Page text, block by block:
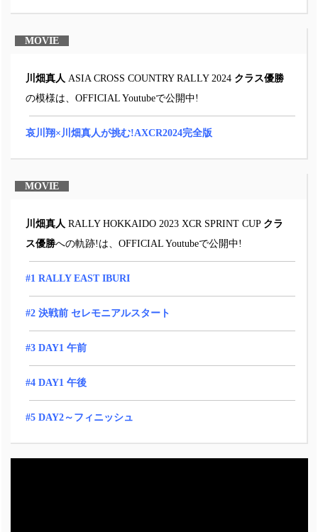
MOVIE
川畑真人 ASIA CROSS COUNTRY RALLY 2024 クラス優勝
の模様は、OFFICIAL Youtubeで公開中!
哀川翔×川畑真人が挑む!AXCR2024完全版
MOVIE
川畑真人 RALLY HOKKAIDO 2023 XCR SPRINT CUP クラ
ス優勝への軌跡!は、OFFICIAL Youtubeで公開中!
#1 RALLY EAST IBURI
#2 決戦前 セレモニアルスタート
#3 DAY1 午前
#4 DAY1 午後
#5 DAY2～フィニッシュ